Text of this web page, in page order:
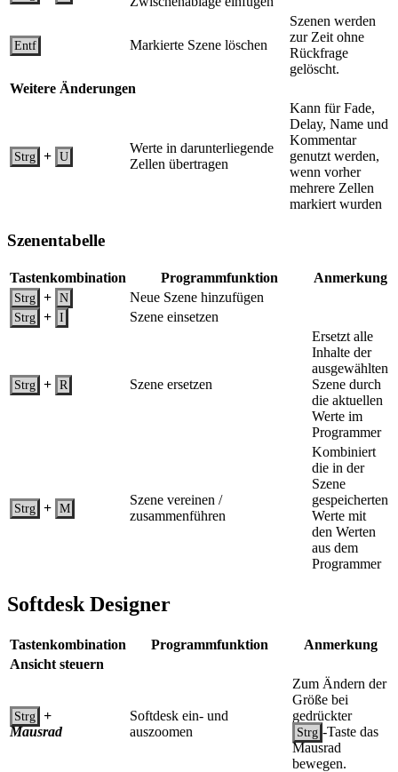
Entf Markierte Szene löschen
Szenen werden
zur Zeit ohne
Rückfrage
gelöscht.
Weitere Änderungen
Strg + U
Werte in darunterliegende
Zellen übertragen
Kann für Fade,
Delay, Name und
Kommentar
genutzt werden,
wenn vorher
mehrere Zellen
markiert wurden
Szenentabelle
Tastenkombination Programmfunktion Anmerkung
Strg + N Neue Szene hinzufügen
Strg + I Szene einsetzen
Strg + R Szene ersetzen
Ersetzt alle
Inhalte der
ausgewählten
Szene durch
die aktuellen
Werte im
Programmer
Strg + M
Szene vereinen /
zusammenführen
Kombiniert
die in der
Szene
gespeicherten
Werte mit
den Werten
aus dem
Programmer
Softdesk Designer
Tastenkombination Programmfunktion
Anmerkung
Ansicht steuern
Strg
+
Mausrad
Softdesk ein- und
auszoomen
Zum Ändern der
Größe bei
gedrückter
Strg -Taste das
Mausrad
bewegen.